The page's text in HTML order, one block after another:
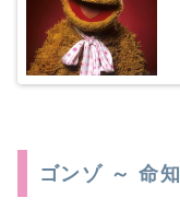
ゴンゾ ～ 命